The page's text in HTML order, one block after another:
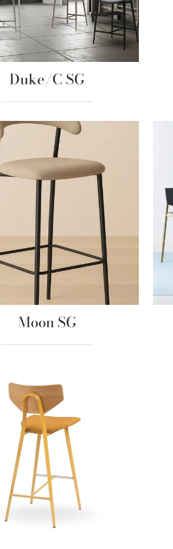
Duke/C SG
Moon SG